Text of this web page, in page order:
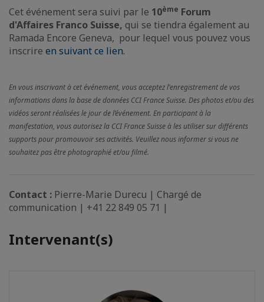
Cet événement sera suivi par le 10ème Forum
d'Affaires Franco Suisse, qui se tiendra également au
Ramada Encore Geneva, pour lequel vous pouvez vous
inscrire en suivant ce lien.
En vous inscrivant à cet événement, vous acceptez l'enregistrement de vos
informations dans la base de données CCI France Suisse. Des photos et/ou des
vidéos seront réalisées le jour de l’événement. En participant à la
manifestation, vous autorisez la CCI France Suisse à les utiliser sur différents
supports pour promouvoir ses activités. Veuillez nous informer si vous ne
souhaitez pas être photographié et/ou filmé.
Contact : Pierre-Marie Durecu | Chargé de
communication | +41 22 849 05 71 |
Intervenant(s)